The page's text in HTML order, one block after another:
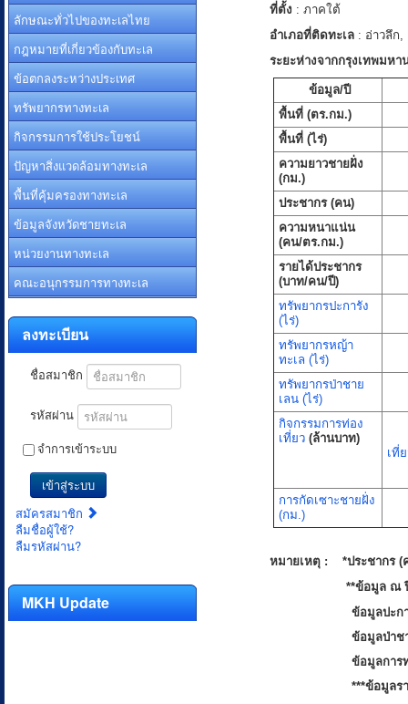
ลักษณะทั่วไปของทะเลไทย
กฎหมายที่เกี่ยวข้องกับทะเล
ข้อตกลงระหว่างประเทศ
ทรัพยากรทางทะเล
กิจกรรมการใช้ประโยชน์
ปัญหาสิ่งแวดล้อมทางทะเล
พื้นที่คุ้มครองทางทะเล
ข้อมูลจังหวัดชายทะเล
หน่วยงานทางทะเล
คณะอนุกรรมการทางทะเล
ลงทะเบียน
ชื่อสมาชิก
รหัสผ่าน
จำการเข้าระบบ
เข้าสู่ระบบ
สมัครสมาชิก
ลืมชื่อผู้ใช้?
ลืมรหัสผ่าน?
MKH Update
ที่ตั้ง : ภาคใต้
อำเภอที่ติดทะเล : อ่าวลึก,
ระยะห่างจากกรุงเทพมหา
ข้อมูล/ปี
พื้นที่ (ตร.กม.)
พื้นที่ (ไร่)
ความยาวชายฝั่ง
(กม.)
ประชากร (คน)
ความหนาแน่น
(คน/ตร.กม.)
รายได้ประชากร
(บาท/คน/ปี)
ทรัพยากรปะการัง
(ไร่)
ทรัพยากรหญ้า
ทะเล (ไร่)
ทรัพยากรป่าชาย
เลน (ไร่)
กิจกรรมการท่อง
เที่ยว(ล้านบาท)
เที่
การกัดเซาะชายฝั่ง
(กม.)
หมายเหตุ : *ประชากร (
**ข้อมูล ณ ปี
ข้อมูลปะก
ข้อมูลป่าช
ข้อมูลการ
***ข้อมูลร